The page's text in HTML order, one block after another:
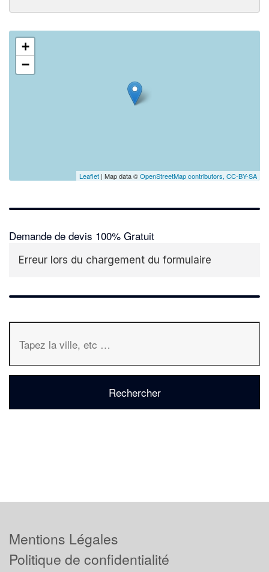
+
−
Leaflet | Map data ©OpenStreetMap contributors, CC-BY-SA
Demande de devis 100% Gratuit
Erreur lors du chargement du formulaire
Mentions Légales
Politique de confidentialité